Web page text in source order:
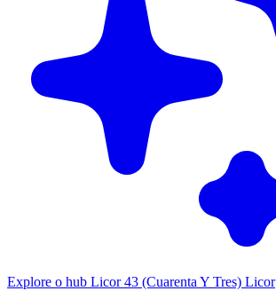
Explore o hub Licor 43 (Cuarenta Y Tres) Licor